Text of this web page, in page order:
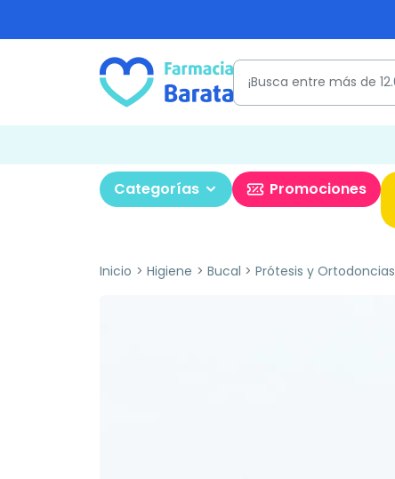
Categorías Promociones
Inicio Higiene Bucal Prótesis y Ortodoncias